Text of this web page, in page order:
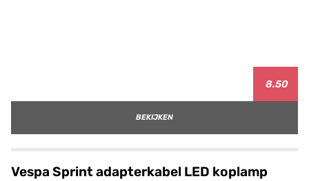
8.50
BEKIJKEN
Vespa Sprint adapterkabel LED koplamp